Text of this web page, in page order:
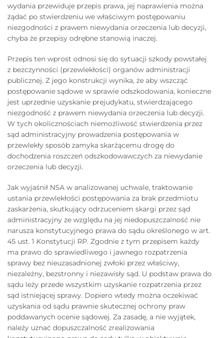
wydania przewiduje przepis prawa, jej naprawienia można
żądać po stwierdzeniu we właściwym postępowaniu
niezgodności z prawem niewydania orzeczenia lub decyzji,
chyba że przepisy odrębne stanowią inaczej.
Przepis ten wprost odnosi się do sytuacji szkody powstałej
z bezczynności (przewlekłości) organów administracji
publicznej. Z jego konstrukcji wynika, że aby wszcząć
postępowanie sądowe w sprawie odszkodowania, konieczne
jest uprzednie uzyskanie prejudykatu, stwierdzającego
niezgodność z prawem niewydania orzeczenia lub decyzji.
W tych okolicznościach niemożliwość stwierdzenia przez
sąd administracyjny prowadzenia postępowania w
przewlekły sposób zamyka skarżącemu drogę do
dochodzenia roszczeń odszkodowawczych za niewydanie
orzeczenia lub decyzji.
Jak wyjaśnił NSA w analizowanej uchwale, traktowanie
ustania przewlekłości postępowania za brak przedmiotu
zaskarżenia, skutkujący odrzuceniem skargi przez sąd
administracyjny ze względu na jej niedopuszczalność nie
narusza konstytucyjnego prawa do sądu określonego w art.
45 ust. 1 Konstytucji RP. Zgodnie z tym przepisem każdy
ma prawo do sprawiedliwego i jawnego rozpatrzenia
sprawy bez nieuzasadnionej zwłoki przez właściwy,
niezależny, bezstronny i niezawisły sąd. U podstaw prawa do
sądu leży przede wszystkim uzyskanie rozpatrzenia przez
sąd istniejącej sprawy. Dopiero wtedy można oczekiwać
uzyskania od sądu prawnie skutecznej ochrony praw
poddawanych ocenie sądowej. Za zasadę, a nie wyjątek,
należy uznać dopuszczalność zrealizowania